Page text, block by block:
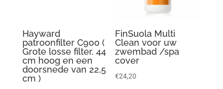
Hayward
patroonfilter C900 (
Grote losse filter, 44
cm hoog en een
doorsnede van 22,5
cm )
FinSuola Multi
Clean voor uw
zwembad /spa
cover
€24,20